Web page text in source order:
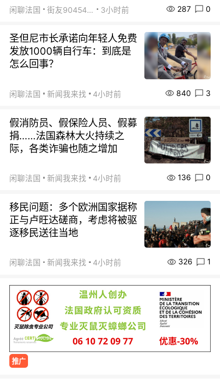
闲聊法国 街友90454511 3小时前 287 0
圣但尼市长承诺向年轻人免费
发放1000辆自行车：到底是
怎么回事？
闲聊法国 新闻我来找 4小时前 840 3
假消防员、假保险人员、假募
捐……法国森林大火持续之
际，各类诈骗也随之增加
闲聊法国 新闻我来找 4小时前 136 0
移民问题：多个欧洲国家据称
正与卢旺达磋商，考虑将被驱
逐移民送往当地
闲聊法国 新闻我来找 4小时前 326 1
推广